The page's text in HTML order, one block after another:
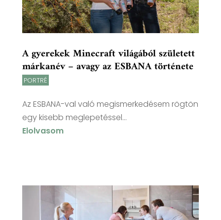
A gyerekek Minecraft világából született
márkanév – avagy az ESBANA története
PORTRÉ
Az ESBANA-val való megismerkedésem rögtön
egy kisebb meglepetéssel...
Elolvasom